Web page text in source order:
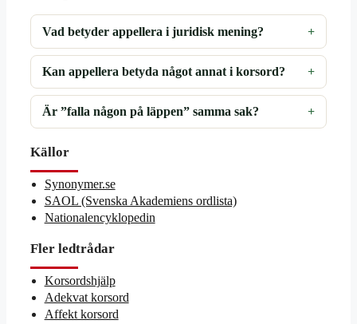
Vad betyder appellera i juridisk mening?
Kan appellera betyda något annat i korsord?
Är ”falla någon på läppen” samma sak?
Källor
Synonymer.se
SAOL (Svenska Akademiens ordlista)
Nationalencyklopedin
Fler ledtrådar
Korsordshjälp
Adekvat korsord
Affekt korsord